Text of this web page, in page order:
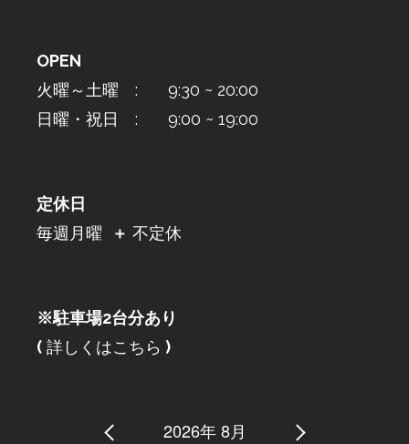
OPEN
火曜～土曜 : 9:30 ~ 20:00
日曜・祝日 : 9:00 ~ 19:00
定休日
毎週月曜
＋ 不定休
※駐車場2台分あり
( 詳しくはこちら )
2026年 8月